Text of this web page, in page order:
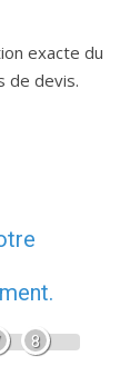
exacte du
de devis.
8